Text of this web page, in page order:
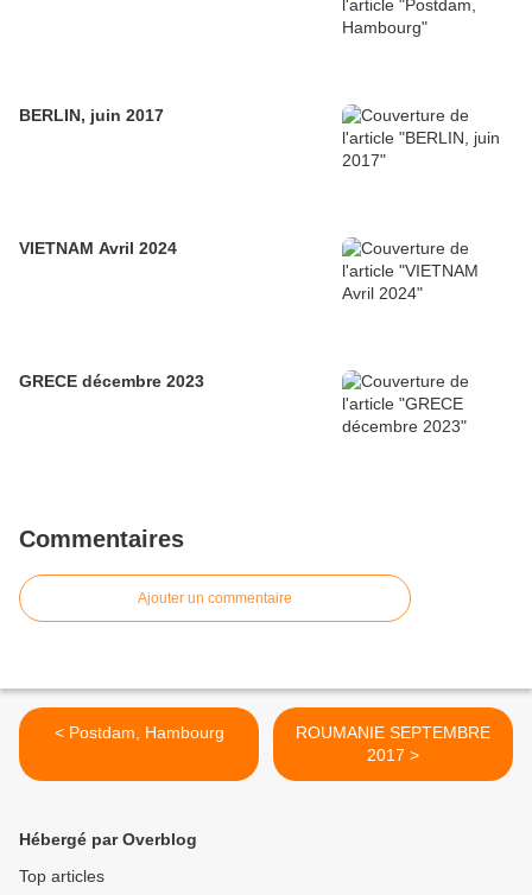
BERLIN, juin 2017
VIETNAM Avril 2024
GRECE décembre 2023
Commentaires
Ajouter un commentaire
< Postdam, Hambourg
ROUMANIE SEPTEMBRE
2017 >
Hébergé par Overblog
Top articles